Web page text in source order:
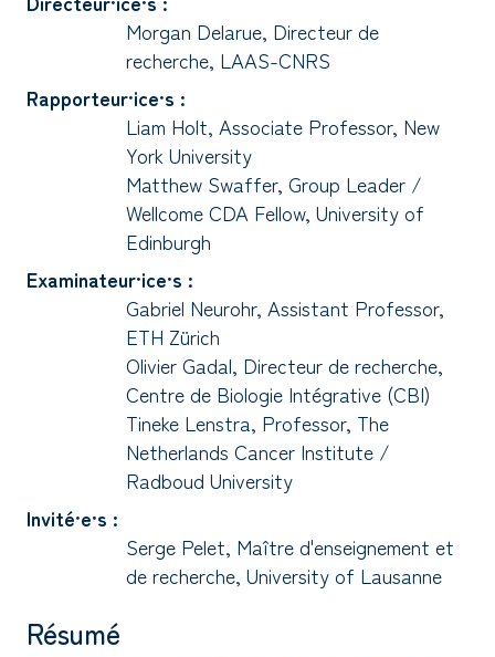
Morgan Delarue, Directeur de
recherche, LAAS-CNRS
Rapporteur·ice·s :
Liam Holt, Associate Professor, New
York University
Matthew Swaffer, Group Leader /
Wellcome CDA Fellow, University of
Edinburgh
Examinateur·ice·s :
Gabriel Neurohr, Assistant Professor,
ETH Zürich
Olivier Gadal, Directeur de recherche,
Centre de Biologie Intégrative (CBI)
Tineke Lenstra, Professor, The
Netherlands Cancer Institute /
Radboud University
Invité·e·s :
Serge Pelet, Maître d'enseignement et
de recherche, University of Lausanne
Résumé